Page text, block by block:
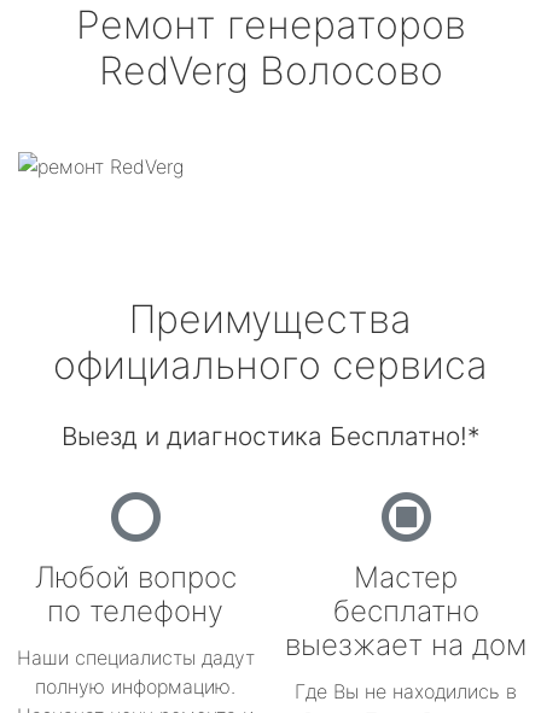
Ремонт генераторов
RedVerg Волосово
Преимущества
официального сервиса
Выезд и диагностика Бесплатно!*
Любой вопрос
по телефону
Наши специалисты дадут
полную информацию.
Мастер
бесплатно
выезжает на дом
Где Вы не находились в